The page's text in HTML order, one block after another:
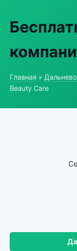
Главная »
Beauty Care